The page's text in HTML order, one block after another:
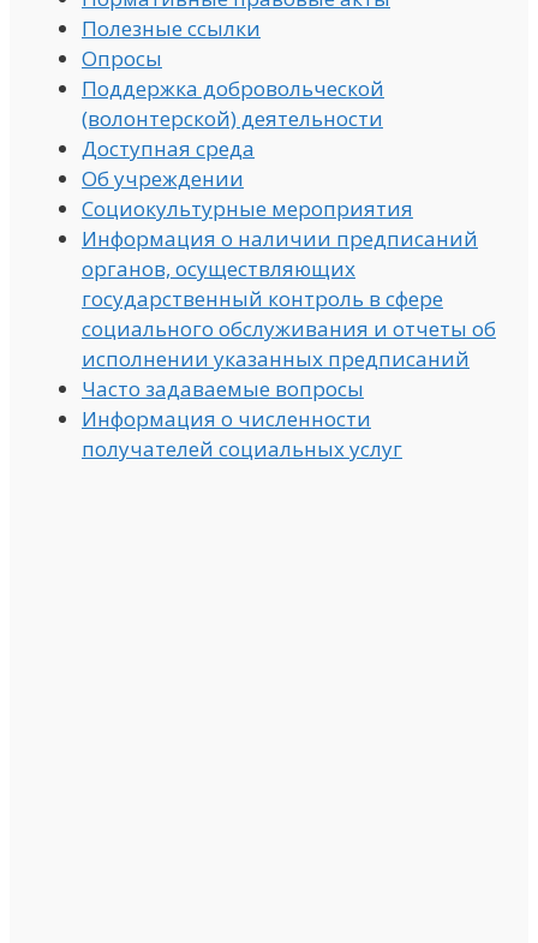
Полезные ссылки
Опросы
Поддержка добровольческой
(волонтерской) деятельности
Доступная среда
Об учреждении
Социокультурные мероприятия
Информация о наличии предписаний
органов, осуществляющих
государственный контроль в сфере
социального обслуживания и отчеты об
исполнении указанных предписаний
Часто задаваемые вопросы
Информация о численности
получателей социальных услуг